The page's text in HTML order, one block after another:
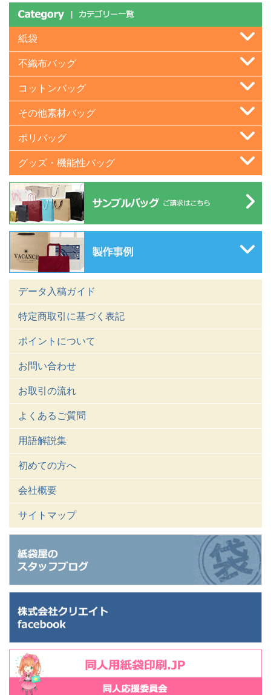
紙袋
不織布バッグ
コットンバッグ
その他素材バッグ
ポリバッグ
グッズ・機能性バッグ
データ入稿ガイド
特定商取引に基づく表記
ポイントについて
お問い合わせ
お取引の流れ
よくあるご質問
用語解説集
初めての方へ
会社概要
サイトマップ